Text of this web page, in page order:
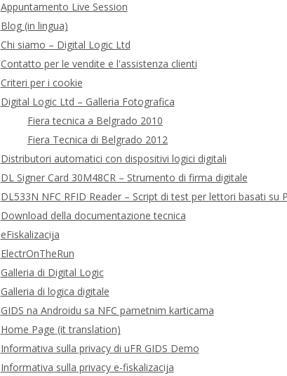
Appuntamento Live Session
Blog (in lingua)
Chi siamo – Digital Logic Ltd
Contatto per le vendite e l'assistenza clienti
Criteri per i cookie
Digital Logic Ltd – Galleria Fotografica
Fiera tecnica a Belgrado 2010
Fiera Tecnica di Belgrado 2012
Distributori automatici con dispositivi logici digitali
DL Signer Card 30M48CR – Strumento di firma digitale
DL533N NFC RFID Reader – Script di test per lettori basati su
Download della documentazione tecnica
eFiskalizacija
ElectrOnTheRun
Galleria di Digital Logic
Galleria di logica digitale
GIDS na Androidu sa NFC pametnim karticama
Home Page (it translation)
Informativa sulla privacy di uFR GIDS Demo
Informativa sulla privacy e-fiskalizacija